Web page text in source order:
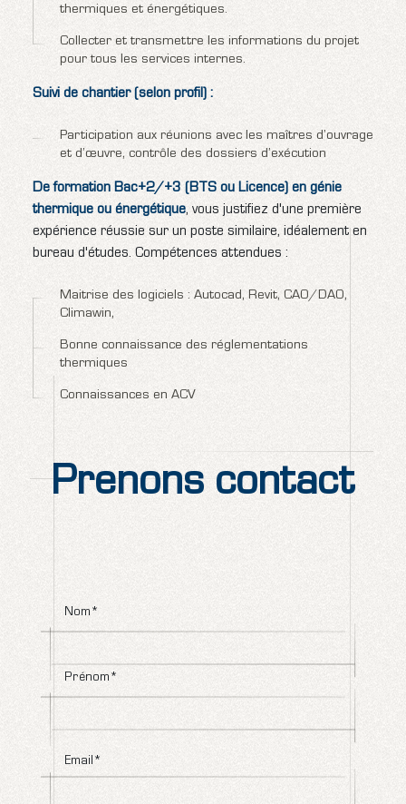
thermiques et énergétiques.
Collecter et transmettre les informations du projet
pour tous les services internes.
Suivi de chantier (selon profil) :
Participation aux réunions avec les maîtres d’ouvrage
et d’œuvre, contrôle des dossiers d’exécution
De formation Bac+2/+3 (BTS ou Licence) en génie
thermique ou énergétique, vous justifiez d'une première
expérience réussie sur un poste similaire, idéalement en
bureau d'études. Compétences attendues :
Maitrise des logiciels : Autocad, Revit, CAO/DAO,
Climawin,
Bonne connaissance des réglementations
thermiques
Connaissances en ACV
Prenons contact
Nom*
Prénom*
Email*